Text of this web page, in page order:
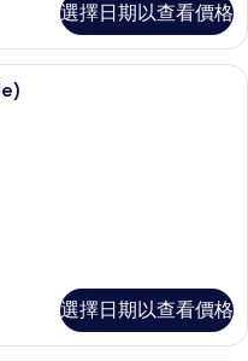
選擇日期以查看價格
客房, 2 間臥室, 陽台 (4 people) |
選擇日期以查看價格